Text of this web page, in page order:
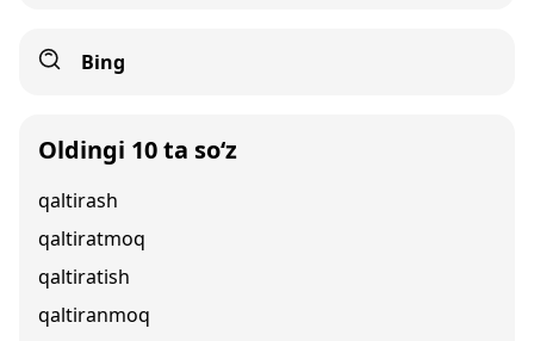
Bing
Oldingi 10 ta so‘z
qaltirash
qaltiratmoq
qaltiratish
qaltiranmoq